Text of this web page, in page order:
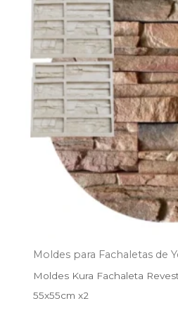
Moldes para Fachaletas de
Moldes Kura Fachaleta
55x55cm x2
era:
$110.908.
es:
$85.000.